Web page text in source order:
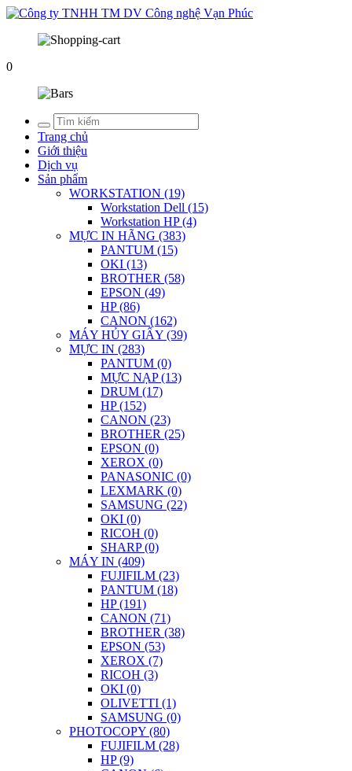
0
Trang chủ
Giới thiệu
Dịch vụ
Sản phẩm
WORKSTATION (19)
Workstation Dell (15)
Workstation HP (4)
MỰC IN HÃNG (383)
PANTUM (15)
OKI (13)
BROTHER (58)
EPSON (49)
HP (86)
CANON (162)
MÁY HỦY GIẤY (39)
MỰC IN (283)
PANTUM (0)
MỰC NẠP (13)
DRUM (17)
HP (152)
CANON (23)
BROTHER (25)
EPSON (0)
XEROX (0)
PANASONIC (0)
LEXMARK (0)
SAMSUNG (22)
OKI (0)
RICOH (0)
SHARP (0)
MÁY IN (409)
FUJIFILM (23)
PANTUM (18)
HP (191)
CANON (71)
BROTHER (38)
EPSON (53)
XEROX (7)
RICOH (3)
OKI (0)
OLIVETTI (1)
SAMSUNG (0)
PHOTOCOPY (80)
FUJIFILM (28)
HP (9)